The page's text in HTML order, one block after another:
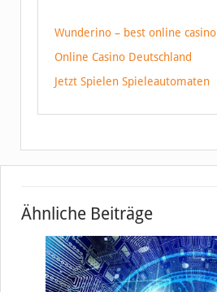
Wunderino – best online casino
Online Casino Deutschland
Jetzt Spielen Spieleautomaten
Ähnliche Beiträge